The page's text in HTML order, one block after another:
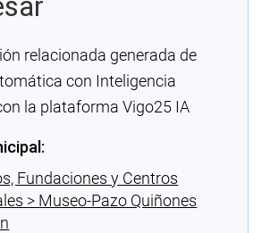
relacionada generada de
con Inteligencia
la plataforma Vigo25 IA
Fundaciones y Centros
> Museo-Pazo Quiñones